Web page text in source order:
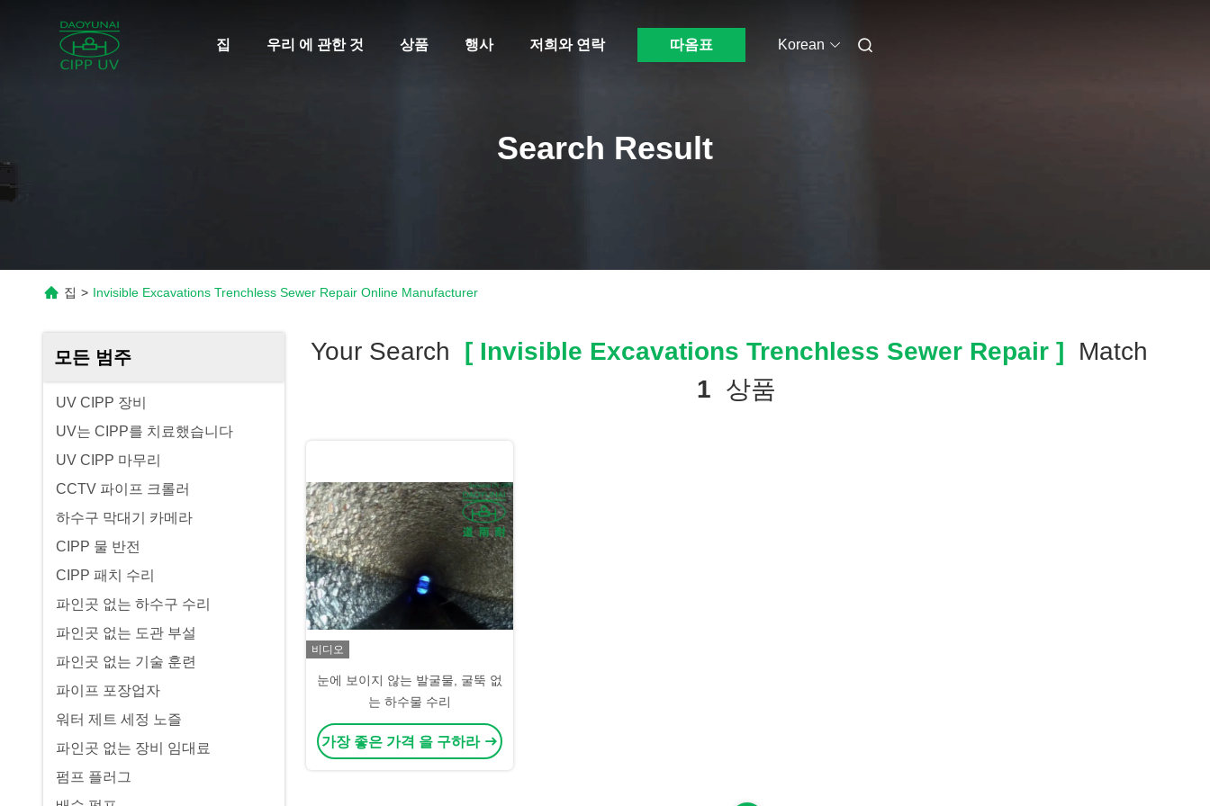
집 우리 에 관한 것 상품 행사 저희와 연락 따옴표 Korean
Search Result
집 > Invisible Excavations Trenchless Sewer Repair Online Manufacturer
모든 범주
UV CIPP 장비
UV는 CIPP를 치료했습니다
UV CIPP 마무리
CCTV 파이프 크롤러
하수구 막대기 카메라
CIPP 물 반전
CIPP 패치 수리
파인곳 없는 하수구 수리
파인곳 없는 도관 부설
파인곳 없는 기술 훈련
파이프 포장업자
워터 제트 세정 노즐
파인곳 없는 장비 임대료
펌프 플러그
Your Search [ Invisible Excavations Trenchless Sewer Repair ] Match
1 상품
비디오
눈에 보이지 않는 발굴물, 굴뚝 없
는 하수물 수리
가장 좋은 가격 을 구하라